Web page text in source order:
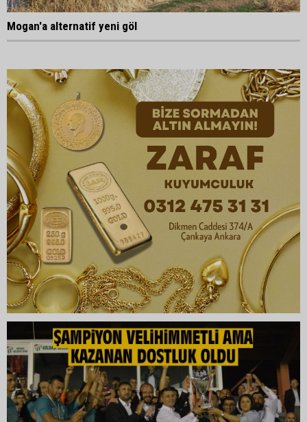
Mogan'a alternatif yeni göl